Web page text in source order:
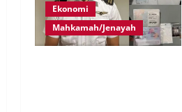
Ekonomi
Mahkamah/Jenayah